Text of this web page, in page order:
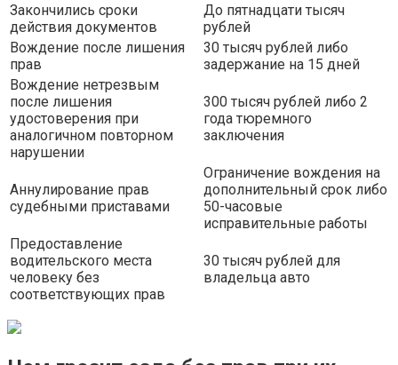
Закончились сроки
действия документов
До пятнадцати тысяч
рублей
Вождение после лишения
прав
30 тысяч рублей либо
задержание на 15 дней
Вождение нетрезвым
после лишения
удостоверения при
аналогичном повторном
нарушении
300 тысяч рублей либо 2
года тюремного
заключения
Аннулирование прав
судебными приставами
Ограничение вождения на
дополнительный срок либо
50-часовые
исправительные работы
Предоставление
водительского места
человеку без
соответствующих прав
30 тысяч рублей для
владельца авто